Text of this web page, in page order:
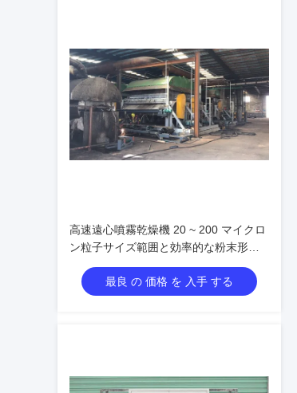
高速遠心噴霧乾燥機 20 ~ 200 マイクロ
ン粒子サイズ範囲と効率的な粉末形成
のための8000 ~ 25000 Rpm回転速度
最良 の 価格 を 入手 する